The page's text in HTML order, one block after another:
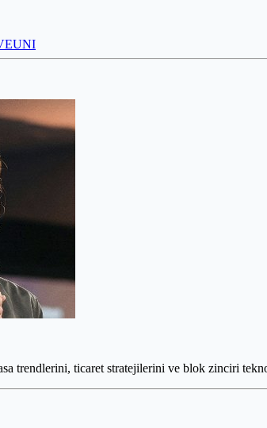
UNI
trendlerini, ticaret stratejilerini ve blok zinciri